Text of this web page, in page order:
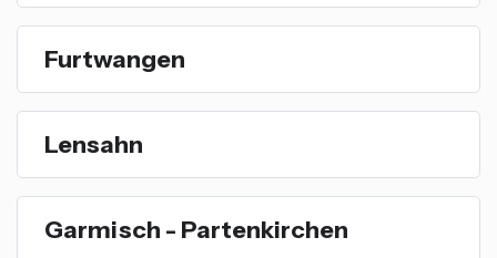
Furtwangen
Lensahn
Garmisch - Partenkirchen